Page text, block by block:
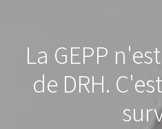
La GEPP
de DRH.